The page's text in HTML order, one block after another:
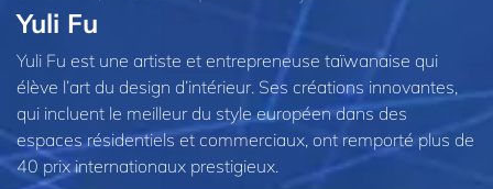
Yuli Fu
Yuli Fu est une artiste et entrepreneuse taïwanaise qui
élève l’art du design d’intérieur. Ses créations innovantes,
qui incluent le meilleur du style européen dans des
espaces résidentiels et commerciaux, ont remporté plus de
40 prix internationaux prestigieux.